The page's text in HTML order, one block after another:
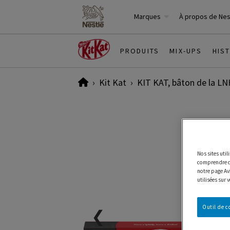
Marques À propos de
PRODUITS MIX-UPS
HomeKit Kat KIT KAT, bâton de la
❮
Nos sites
comprendre
notre page
utilisées sur
Outil de